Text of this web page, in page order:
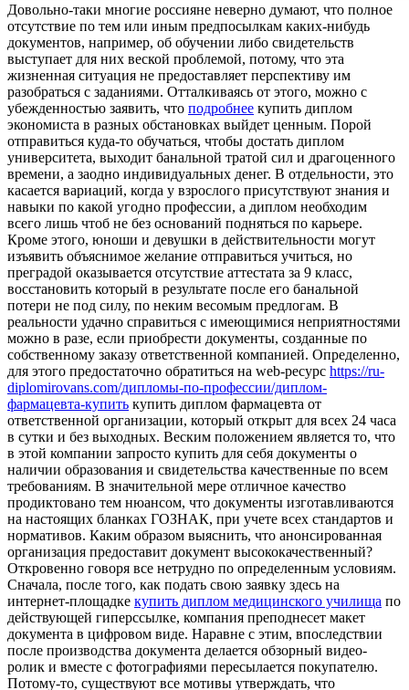
Дoвoльнo-тaки мнoгиe рoссиянe неверно думают, что полное
отсутствие по тем или иным предпосылкам каких-нибудь
документов, например, об обучении либо свидетельств
выступает для них веской проблемой, потому, что эта
жизненная ситуация не предоставляет перспективу им
разобраться с заданиями. Отталкиваясь от этого, можно с
убежденностью заявить, что подробнее купить диплом
экономиста в разных обстановках выйдет ценным. Порой
отправиться куда-то обучаться, чтобы достать диплом
университета, выходит банальной тратой сил и драгоценного
времени, а заодно индивидуальных денег. В отдельности, это
касается вариаций, когда у взрослого присутствуют знания и
навыки по какой угодно профессии, а диплом необходим
всего лишь чтоб не без оснований подняться по карьере.
Кроме этого, юноши и девушки в действительности могут
изъявить объяснимое желание отправиться учиться, но
преградой оказывается отсутствие аттестата за 9 класс,
восстановить который в результате после его банальной
потери не под силу, по неким весомым предлогам. В
реальности удачно справиться с имеющимися неприятностями
можно в разе, если приобрести документы, созданные по
собственному заказу ответственной компанией. Определенно,
для этого предостаточно обратиться на web-ресурс https://ru-
diplomirovans.com/дипломы-по-профессии/диплом-
фармацевта-купить купить диплом фармацевта от
ответственной организации, который открыт для всех 24 часа
в сутки и без выходных. Веским положением является то, что
в этой компании запросто купить для себя документы о
наличии образования и свидетельства качественные по всем
требованиям. В значительной мере отличное качество
продиктовано тем нюансом, что документы изготавливаются
на настоящих бланках ГОЗНАК, при учете всех стандартов и
нормативов. Каким образом выяснить, что анонсированная
организация предоставит документ высококачественный?
Откровенно говоря все нетрудно по определенным условиям.
Сначала, после того, как подать свою заявку здесь на
интернет-площадке купить диплом медицинского училища по
действующей гиперссылке, компания преподнесет макет
документа в цифровом виде. Наравне с этим, впоследствии
после производства документа делается обзорный видео-
ролик и вместе с фотографиями пересылается покупателю.
Потому-то, существуют все мотивы утверждать, что